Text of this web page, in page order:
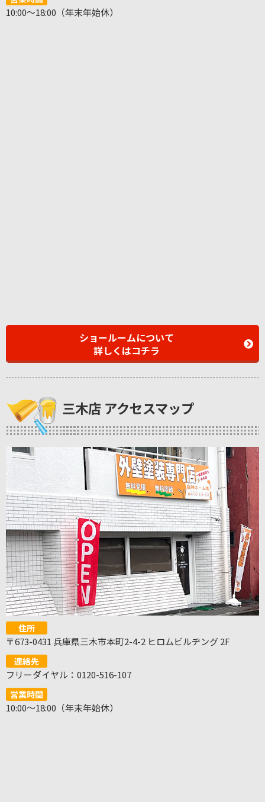
10:00～18:00（年末年始休）
ショールームについて
詳しくはコチラ
三木店 アクセスマップ
住所
〒673-0431 兵庫県三木市本町2-4-2 ヒロムビルヂング 2F
連絡先
フリーダイヤル：0120-516-107
営業時間
10:00～18:00（年末年始休）